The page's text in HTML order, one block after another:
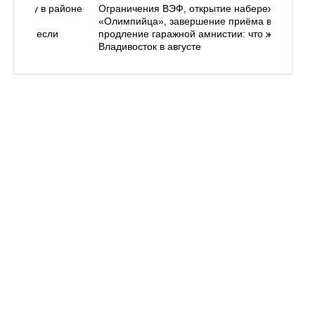
в лесу в районе
как
если
Ограничения ВЭФ, открытие набережной у
«Олимпийца», завершение приёма в вузы,
продление гаражной амнистии: что ждёт
Владивосток в августе